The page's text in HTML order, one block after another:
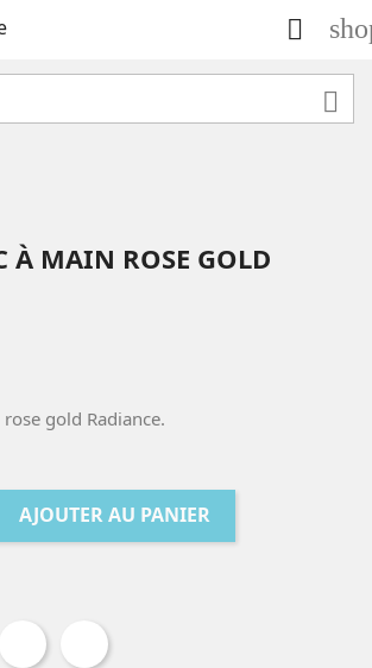


À MAIN ROSE GOLD
gold Radiance.
AJOUTER AU PANIER